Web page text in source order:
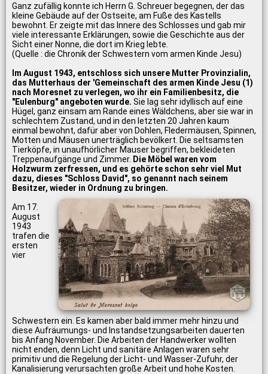
Ganz zufällig konnte ich Herrn G. Schreuer begegnen, der das
kleine Gebäude auf der Ostseite, am Fuße des Kastells
bewohnt. Er zeigte mit das Innere des Schlosses und gab mir
viele interessante Erklärungen, sowie die Geschichte aus der
Sicht einer Nonne, die dort im Krieg lebte.
(Quelle : die Chronik der Schwestern vom armen Kinde Jesu)
Im August 1943, entschloss sich unsere Mutter Provinzialin,
das Mutterhaus der 'Gemeinschaft des armen Kinde Jesu (1)
nach Moresnet zu verlegen, wo ihr ein Familienbesitz, die
"Eulenburg" angeboten wurde. Sie lag sehr idyllisch auf eine
Hügel, ganz einsam am Rande eines Wäldchens, aber sie war in
schlechtem Zustand, und in den letzten 20 Jahren kaum
einmal bewohnt, dafür aber von Dohlen, Fledermäusen, Spinnen,
Motten und Mäusen unerträglich bevölkert. Die seltsamsten
Tierköpfe, in unaufhörlicher Mauser begriffen, bekleideten
Treppenaufgänge und Zimmer. Die Möbel waren vom
Holzwurm zerfressen, und es gehörte schon sehr viel Mut
dazu, dieses "Schloss David", so genannt nach seinem
Besitzer, wieder in Ordnung zu bringen.
Am 17.
August
1943
trafen die
ersten
vier
Schwestern ein. Es kamen aber bald immer mehr hinzu und
diese Aufräumungs- und Instandsetzungsarbeiten dauerten
bis Anfang November. Die Arbeiten der Handwerker wollten
nicht enden, denn Licht und sanitäre Anlagen waren sehr
primitiv und die Regelung der Licht- und Wasser-Zufuhr, der
Kanalisierung verursachten große Arbeit und hohe Kosten.